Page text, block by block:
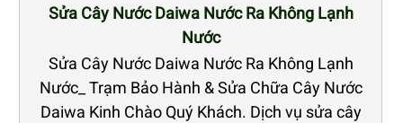
Sửa Cây Nước Daiwa Nước Ra Không Lạnh
Nước
Sửa Cây Nước Daiwa Nước Ra Không Lạnh
Nước_ Trạm Bảo Hành & Sửa Chữa Cây Nước
Daiwa Kinh Chào Quý Khách. Dịch vụ sửa cây